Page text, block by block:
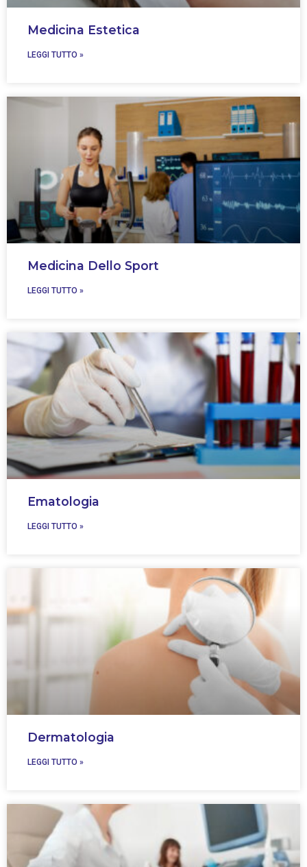
Medicina Estetica
LEGGI TUTTO »
Medicina Dello Sport
LEGGI TUTTO »
Ematologia
LEGGI TUTTO »
Dermatologia
LEGGI TUTTO »